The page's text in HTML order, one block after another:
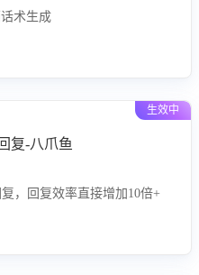
话术生成
生效中
复-八爪鱼
，回复效率直接增加10倍+